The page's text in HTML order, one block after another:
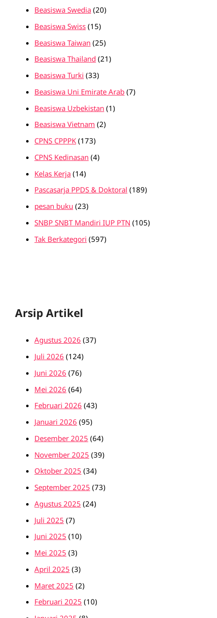
Beasiswa Swedia (20)
Beasiswa Swiss (15)
Beasiswa Taiwan (25)
Beasiswa Thailand (21)
Beasiswa Turki (33)
Beasiswa Uni Emirate Arab (7)
Beasiswa Uzbekistan (1)
Beasiswa Vietnam (2)
CPNS CPPPK (173)
CPNS Kedinasan (4)
Kelas Kerja (14)
Pascasarja PPDS & Doktoral (189)
pesan buku (23)
SNBP SNBT Mandiri IUP PTN (105)
Tak Berkategori (597)
Arsip Artikel
Agustus 2026 (37)
Juli 2026 (124)
Juni 2026 (76)
Mei 2026 (64)
Februari 2026 (43)
Januari 2026 (95)
Desember 2025 (64)
November 2025 (39)
Oktober 2025 (34)
September 2025 (73)
Agustus 2025 (24)
Juli 2025 (7)
Juni 2025 (10)
Mei 2025 (3)
April 2025 (3)
Maret 2025 (2)
Februari 2025 (10)